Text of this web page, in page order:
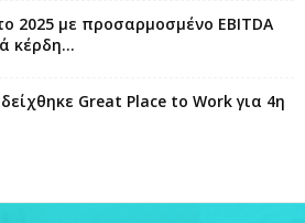
2025 με προσαρμοσμένο EBITDA
κέρδη...
Great Place to Work για 4η